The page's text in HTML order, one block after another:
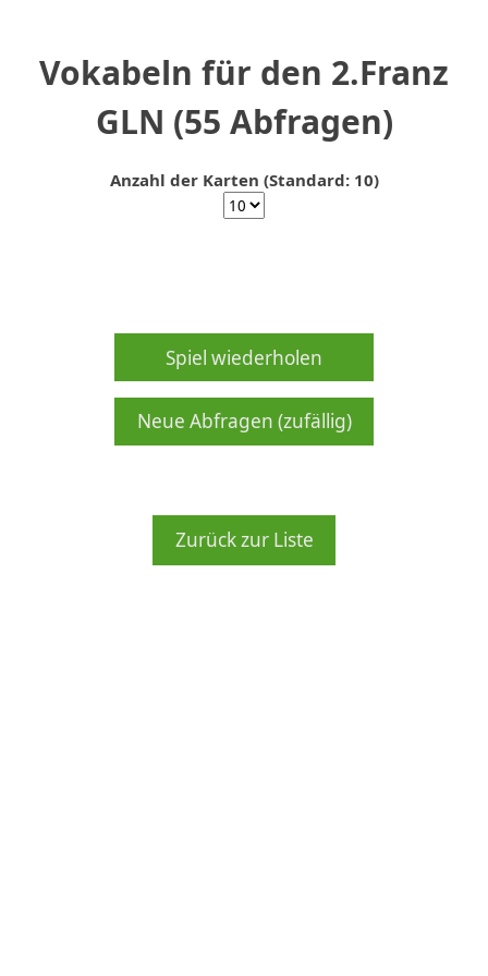
Vokabeln für den 2.Franz
GLN (55 Abfragen)
Anzahl der Karten (Standard: 10)
Zurück zur Liste